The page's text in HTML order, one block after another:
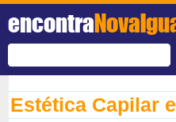
encontra
Estética Capilar